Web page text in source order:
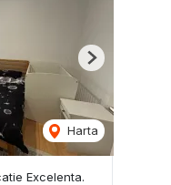
Harta
Next
Excelenta.